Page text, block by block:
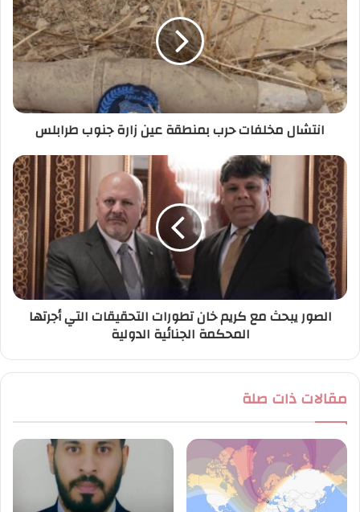
ل
إ
ل
ك
ت
ر
ي
انتشال مخلفات حرب بمنطقة عين زارة جنوب طرابلس
الصور يبحث مع كريم خان تطورات التحقيقات التي أجرتها
المحكمة الجنائية الدولية
مقالات ذات صلة